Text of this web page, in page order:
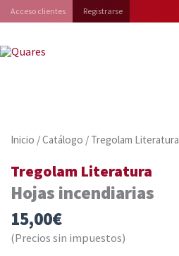
al
contenido
Acceso clientes Registrarse
Inicio /Catálogo / Tregolam Literatura
Tregolam Literatura
Hojas incendiarias
15,00€
(Precios sin impuestos)